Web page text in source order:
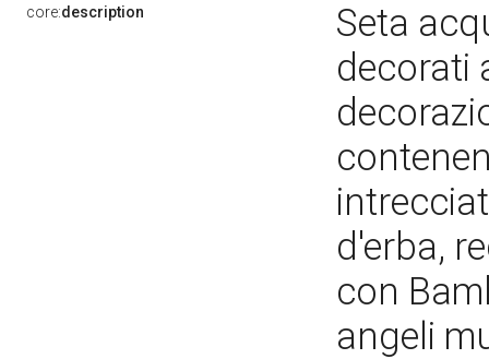
core:description
Seta
decorati
d'erba,
con
angeli